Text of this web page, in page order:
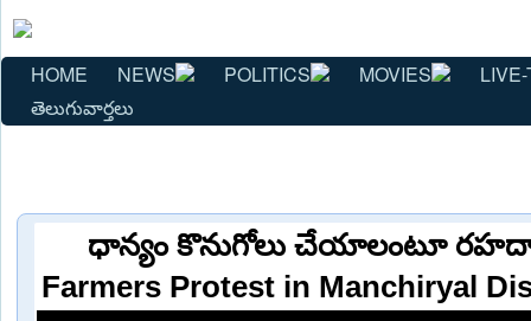
HOME NEWS POLITICS MOVIES
తెలుగువార్తలు
ధాన్యం కొనుగోలు చేయాలంటూ
Farmers Protest in Manchiryal